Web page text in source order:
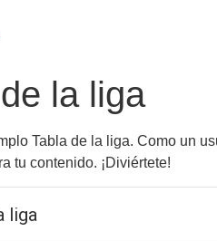
la liga
Tabla de la liga. Como un
tu contenido. ¡Diviértete!
liga